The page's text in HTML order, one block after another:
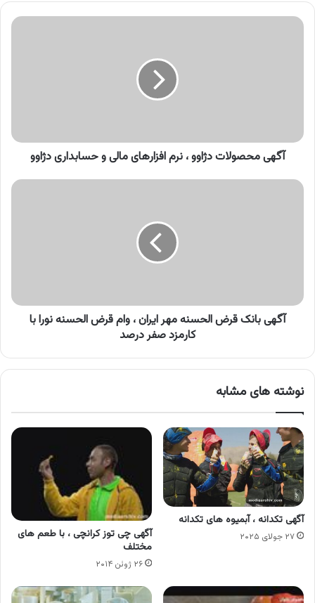
آگهی
حسابداری
آگهی محصولات دژاوو ، نرم افزارهای مالی و حسابداری دژاوو
آگهی
قرض
الحسنه
کارمزد
درصد
آگهی بانک قرض الحسنه مهر ایران ، وام قرض الحسنه نورا با
کارمزد صفر درصد
نوشته های مشابه
آگهی تکدانه ، آبمیوه های تکدانه
۲۷ جولای ۲۰۲۵
آگهی چی توز کرانچی ، با طعم های
مختلف
۲۶ ژوئن ۲۰۱۴